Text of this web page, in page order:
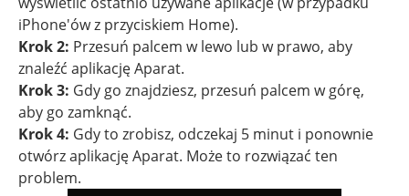
iPhone'ów z przyciskiem Home).
Krok 2: Przesuń palcem w lewo lub w prawo, aby
znaleźć aplikację Aparat.
Krok 3: Gdy go znajdziesz, przesuń palcem w górę,
aby go zamknąć.
Krok 4: Gdy to zrobisz, odczekaj 5 minut i ponownie
otwórz aplikację Aparat. Może to rozwiązać ten
problem.